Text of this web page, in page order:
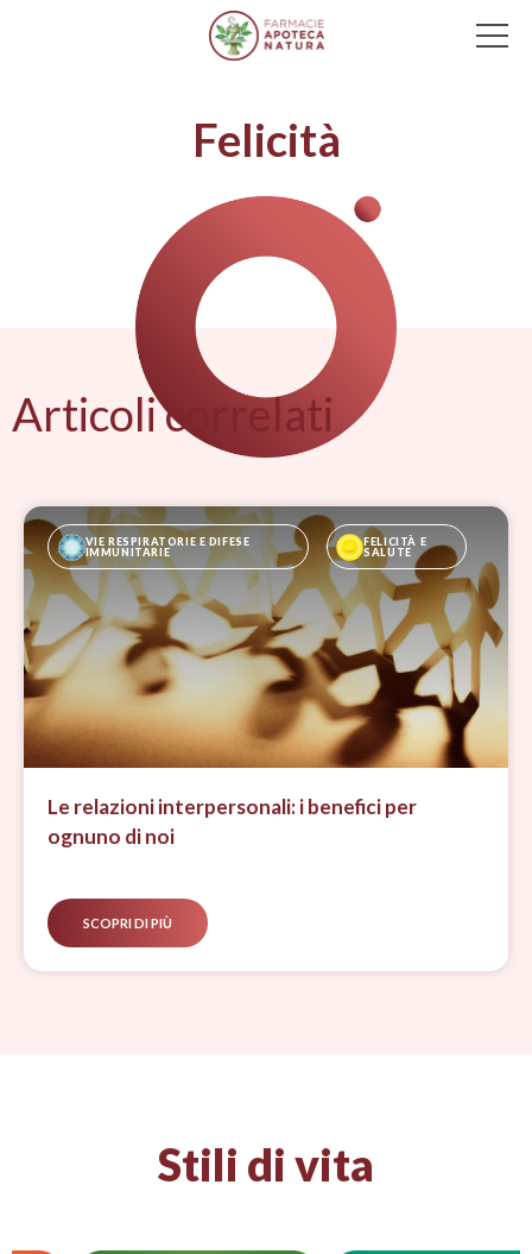
Main Navigation
Felicità
Articoli correlati
FELICITÀ E SALUTE
Felicità è salute: come “vivere di più” ma
soprattutto come “vivere meglio”
SCOPRI DI PIÙ
Stili di vita